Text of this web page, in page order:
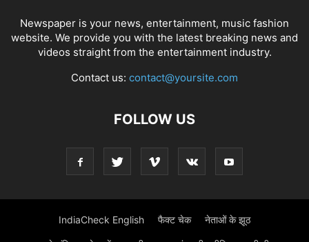
Newspaper is your news, entertainment, music fashion
website. We provide you with the latest breaking news and
videos straight from the entertainment industry.
Contact us: contact@yoursite.com
FOLLOW US
IndiaCheck English फैक्ट चेक नेताओं के झूठ